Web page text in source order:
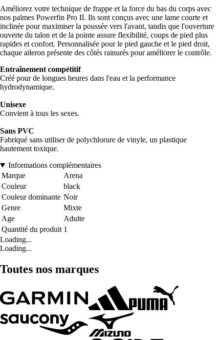
Améliorez votre technique de frappe et la force du bas du corps avec
nos palmes Powerfin Pro II. Ils sont conçus avec une lame courte et
inclinée pour maximiser la poussée vers l'avant, tandis que l'ouverture
ouverte du talon et de la pointe assure flexibilité, coups de pied plus
rapides et confort. Personnalisée pour le pied gauche et le pied droit,
chaque aileron présente des côtés rainurés pour améliorer le contrôle.
Entraînement compétitif
Créé pour de longues heures dans l'eau et la performance
hydrodynamique.
Unisexe
Convient à tous les sexes.
Sans PVC
Fabriqué sans utiliser de polychlorure de vinyle, un plastique
hautement toxique.
Informations complémentaires
Marque
Arena
Couleur
black
Couleur dominante Noir
Genre
Mixte
Age
Adulte
Quantité du produit 1
Loading...
Loading...
Toutes nos marques